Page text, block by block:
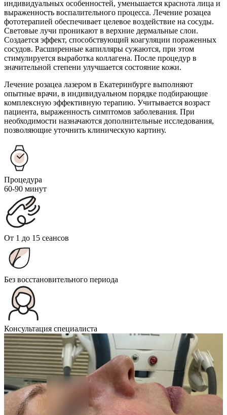
индивидуальных особенностей, уменьшается краснота лица и
выраженность воспалительного процесса. Лечение розацеа
фототерапией обеспечивает целевое воздействие на сосуды.
Световые лучи проникают в верхние дермальные слои.
Создается эффект, способствующий коагуляции пораженных
сосудов. Расширенные капилляры сужаются, при этом
стимулируется выработка коллагена. После процедур в
значительной степени улучшается состояние кожи.
Лечение розацеа лазером в Екатеринбурге выполняют
опытные врачи, в индивидуальном порядке подбирающие
комплексную эффективную терапию. Учитывается возраст
пациента, выраженность симптомов заболевания. При
необходимости назначаются дополнительные исследования,
позволяющие уточнить клиническую картину.
Процедура
60-90 минут
От 1 до 15 сеансов
Без восстановительного периода
Консультация специалиста